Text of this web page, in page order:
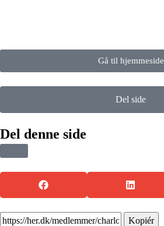
Gå til hjemmeside
Del side
Del denne side
Kopiér